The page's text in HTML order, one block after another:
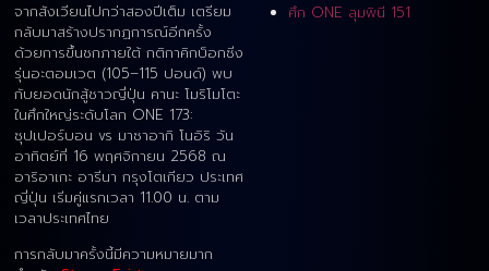
จากสังเวียนไปกว่าสองปีเต็ม เตรียม
กลับมาสร้างปรากฏการณ์อีกครั้ง
ด้วยการขึ้นชกภายใต้ กติกาคิกบ็อกซิ่ง
รุ่นอะตอมเวต (105–115 ปอนด์) พบ
กับยอดนักสู้ชาวญี่ปุ่น คานะ โมริโมโตะ
ในศึกใหญ่ระดับโลก ONE 173:
ซุปเปอร์บอน vs มาซาอากิ โนอิริ วัน
อาทิตย์ที่ 16 พฤศจิกายน 2568 ณ
อาริอาเกะ อารีนา กรุงโตเกียว ประเทศ
ญี่ปุ่น เริ่มคู่แรกเวลา 11.00 น. ตาม
เวลาประเทศไทย
การกลับมาครั้งนี้มีความหมายมาก
ศึก ONE ลุมพินี 151